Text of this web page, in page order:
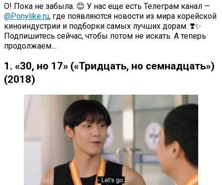
О! Пока не забыла. 😊 У нас еще есть Телеграм канал —
@Ponylike.ru, где появляются новости из мира корейской
киноиндустрии и подборки самых лучших дорам. ❣️✨
Подпишитесь сейчас, чтобы потом не искать. А теперь
продолжаем…
1. «30, но 17» («Тридцать, но семнадцать»)
(2018)